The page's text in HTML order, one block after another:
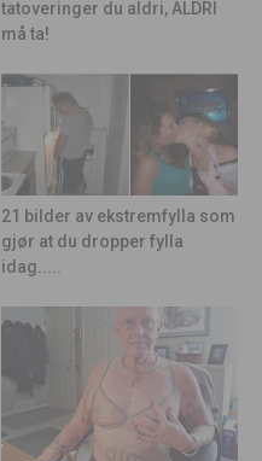
tatoveringer du aldri, ALDRI
må ta!
21 bilder av ekstremfylla som
gjør at du dropper fylla
idag.....